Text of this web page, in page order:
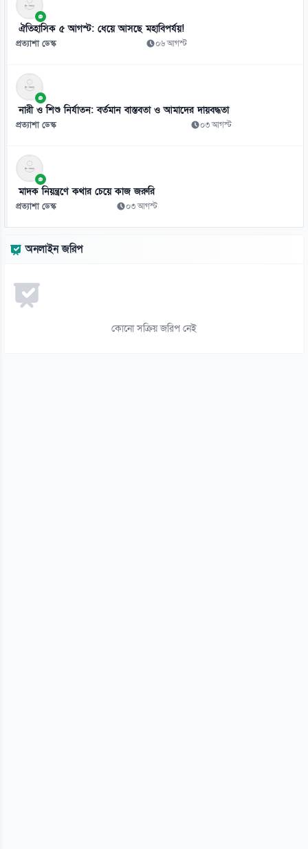
১০
গোপন ছবি পাঠানোর অভিযোগে ইবি শিক্ষার্থী সাময়িক বহিষ্কার
১১
বিমানে ঘুমন্ত নারীকে যৌন হয়রানি, পাকিস্তানি যুবকের ৩ বছরের কারাদণ্ড
০৭ আগস্ট
১২
৭৫ হাজার অবসরপ্রাপ্ত শিক্ষক-কর্মচারীর জন্য বড় সুখবর
০৭ আগস্ট
০৭ আগস্ট
১৪
আদালতের রায় উপেক্ষা করে ট্রাম্পের নতুন নাগরিকত্ব আদেশ
ঐতিহাসিক ৫ আগস্ট: ধেয়ে আসছে মহাবিপর্যয়!
প্রত্যাশা ডেস্ক ০৬ আগস্ট
নারী ও শিশু নির্যাতন: বর্তমান বাস্তবতা ও আমাদের দায়বদ্ধতা
প্রত্যাশা ডেস্ক ০৩ আগস্ট
মাদক নিয়ন্ত্রণে কথার চেয়ে কাজ জরুরি
প্রত্যাশা ডেস্ক ০৩ আগস্ট
অনলাইন জরিপ
কোনো সক্রিয় জরিপ নেই